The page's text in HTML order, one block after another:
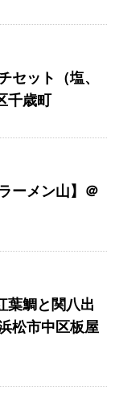
セット（塩、
千歳町
ーメン山】＠
葉鯛と関八出
松市中区板屋